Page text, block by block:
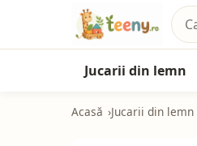
Jucarii din lemn
Acasă Jucarii din lemn